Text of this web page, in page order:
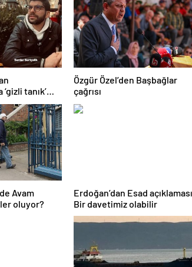
tanık’
edildi
Özgür Özel’den Başbağlar
çağrısı
Avam
oluyor?
Erdoğan’dan Esad
Bir davetimiz olabilir